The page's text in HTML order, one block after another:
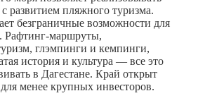
развитием пляжного туризма.
безграничные возможности для
Рафтинг-маршруты,
глэмпинги и кемпинги,
история и культура — все это
в Дагестане. Край открыт
менее крупных инвесторов.